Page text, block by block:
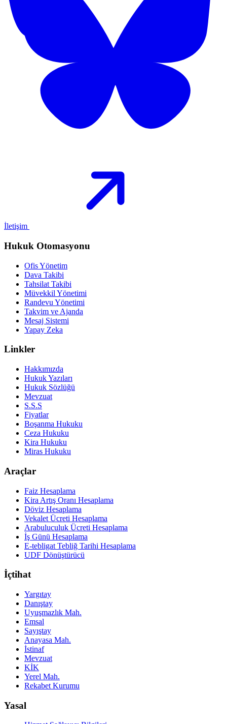
İletişim
Hukuk Otomasyonu
Ofis Yönetim
Dava Takibi
Tahsilat Takibi
Müvekkil Yönetimi
Randevu Yönetimi
Takvim ve Ajanda
Mesaj Sistemi
Yapay Zeka
Linkler
Hakkımızda
Hukuk Yazıları
Hukuk Sözlüğü
Mevzuat
S.S.S
Fiyatlar
Boşanma Hukuku
Ceza Hukuku
Kira Hukuku
Miras Hukuku
Araçlar
Faiz Hesaplama
Kira Artış Oranı Hesaplama
Döviz Hesaplama
Vekalet Ücreti Hesaplama
Arabuluculuk Ücreti Hesaplama
İş Günü Hesaplama
E-tebligat Tebliğ Tarihi Hesaplama
UDF Dönüştürücü
İçtihat
Yargıtay
Danıştay
Uyuşmazlık Mah.
Emsal
Sayıştay
Anayasa Mah.
İstinaf
Mevzuat
KİK
Yerel Mah.
Rekabet Kurumu
Yasal